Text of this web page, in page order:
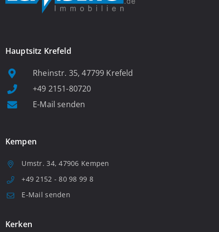
Hauptsitz Krefeld
Rheinstr. 35, 47799 Krefeld
+49 2151-80720
E-Mail senden
Kempen
Umstr. 34, 47906 Kempen
+49 2152 - 80 98 99 8
E-Mail senden
Kerken